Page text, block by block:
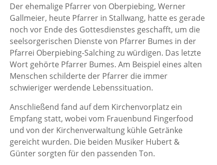
Der ehemalige Pfarrer von Oberpiebing, Werner
Gallmeier, heute Pfarrer in Stallwang, hatte es gerade
noch vor Ende des Gottesdienstes geschafft, um die
seelsorgerischen Dienste von Pfarrer Bumes in der
Pfarrei Oberpiebing-Salching zu würdigen. Das letzte
Wort gehörte Pfarrer Bumes. Am Beispiel eines alten
Menschen schilderte der Pfarrer die immer
schwieriger werdende Lebenssituation.
Anschließend fand auf dem Kirchenvorplatz ein
Empfang statt, wobei vom Frauenbund Fingerfood
und von der Kirchenverwaltung kühle Getränke
gereicht wurden. Die beiden Musiker Hubert &
Günter sorgten für den passenden Ton.